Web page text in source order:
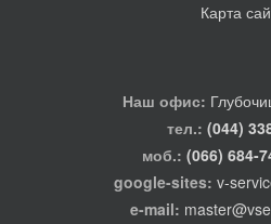
Карта
Наш офис:
тел.: (044)
моб.: (066) 684-
google-sites: v-
e-mail: